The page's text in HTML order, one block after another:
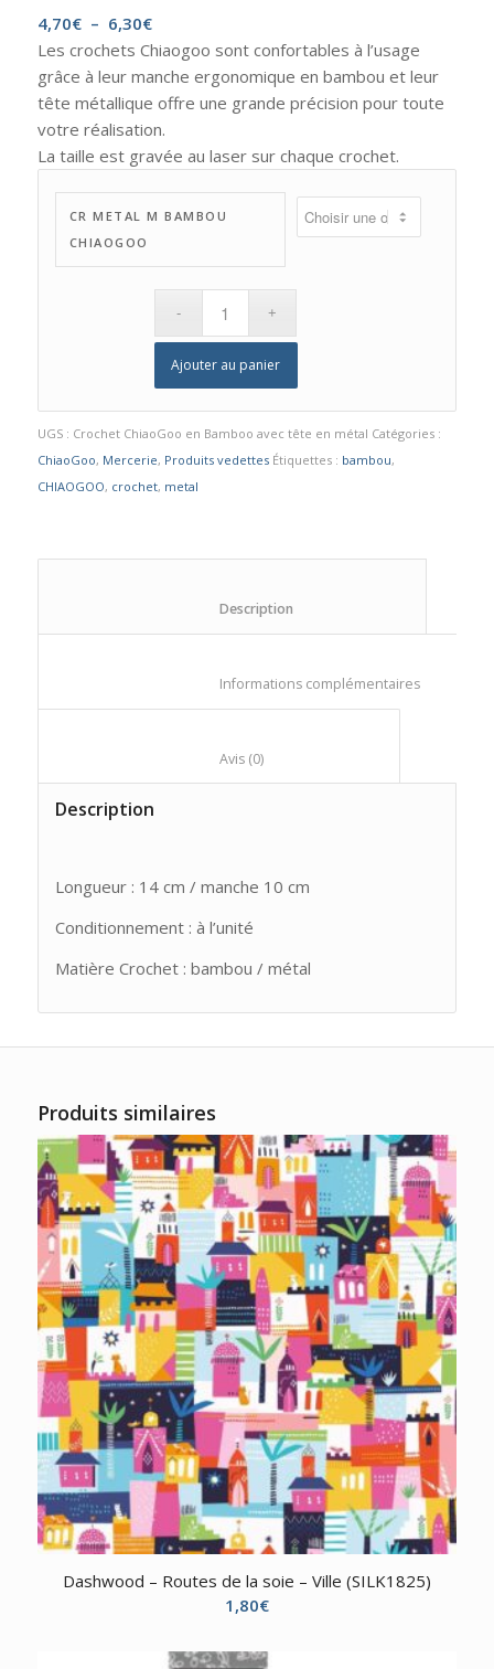
4,70€ – 6,30€Plage
de
prix :
4,70€
à
6,30€
Les crochets Chiaogoo sont confortables à l’usage
grâce à leur manche ergonomique en bambou et leur
tête métallique offre une grande précision pour toute
votre réalisation.
La taille est gravée au laser sur chaque crochet.
CR METAL M BAMBOU
CHIAOGOO
Ajouter au panier
UGS : Crochet ChiaoGoo en Bamboo avec tête en métal Catégories :
ChiaoGoo, Mercerie, Produits vedettes Étiquettes : bambou,
CHIAOGOO, crochet, metal
Informations
						Avis (0)
Description
Longueur : 14 cm / manche 10 cm
Conditionnement : à l’unité
Matière Crochet : bambou / métal
Produits similaires
Dashwood – Routes de la soie – Ville (SILK1825)
1,80€